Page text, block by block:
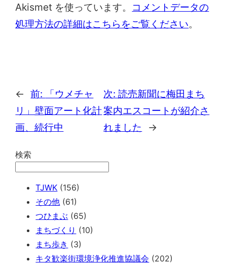
Akismet を使っています。
コメントデータの
処理方法の詳細はこちらをご覧ください。
← 前:
「ウメチャ
リ」壁面アート化計
画、続行中
次:読売新聞に梅田まち
案内エスコートが紹介さ
れました
→
検索
TJWK (156)
その他 (61)
つひまぶ (65)
まちづくり (10)
まち歩き (3)
キタ歓楽街環境浄化推進協議会 (202)